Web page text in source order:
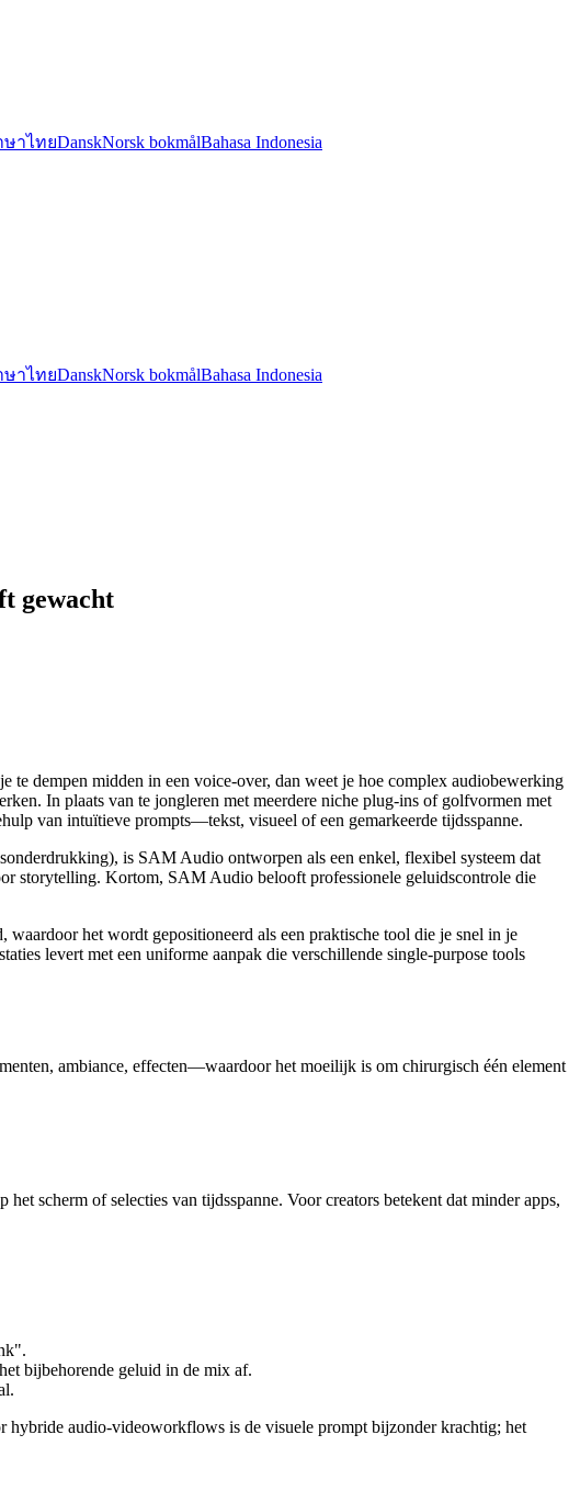
ษาไทยDanskNorsk bokmålBahasa Indonesia
ษาไทยDanskNorsk bokmålBahasa Indonesia
gewacht
te dempen midden in een voice-over, dan weet je hoe complex audiobewerking
In plaats van te jongleren met meerdere niche plug-ins of golfvormen met
van intuïtieve prompts—tekst, visueel of een gemarkeerde tijdsspanne.
is SAM Audio ontworpen als een enkel, flexibel systeem dat
storytelling. Kortom, SAM Audio belooft professionele geluidscontrole die
het wordt gepositioneerd als een praktische tool die je snel in je
levert met een uniforme aanpak die verschillende single-purpose tools
ambiance, effecten—waardoor het moeilijk is om chirurgisch één element
scherm of selecties van tijdsspanne. Voor creators betekent dat minder apps,
bijbehorende geluid in de mix af.
hybride audio-videoworkflows is de visuele prompt bijzonder krachtig; het